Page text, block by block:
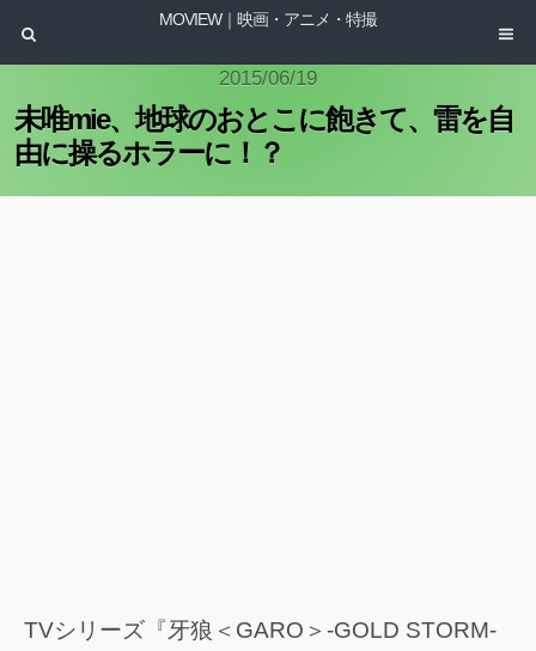
MOVIEW｜映画・アニメ・特撮
2015/06/19
未唯mie、地球のおとこに飽きて、雷を自
由に操るホラーに！？
TVシリーズ『牙狼＜GARO＞-GOLD STORM-